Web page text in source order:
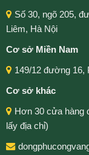
Số 30, ngõ 205,
Liêm, Hà Nội
Cơ sở Miền Nam
149/12 đường 16,
Cơ sở khác
Hơn 30 cửa hàng
lấy địa chỉ)